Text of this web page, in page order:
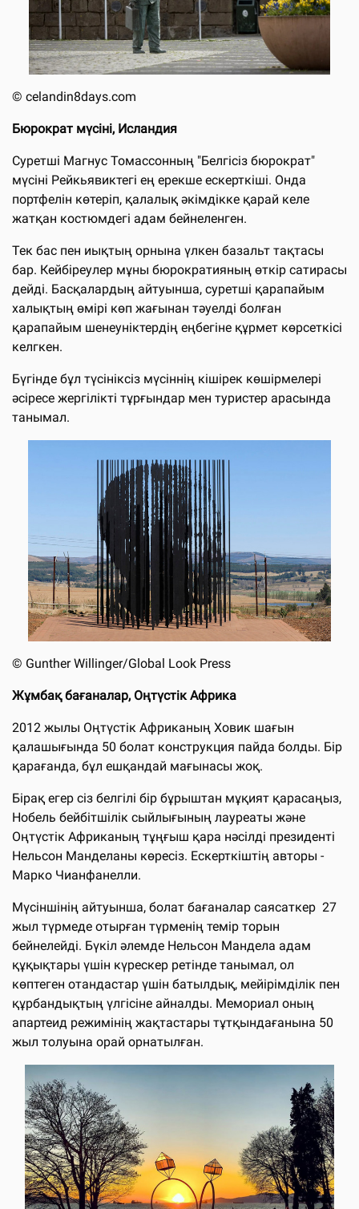
© celandin8days.com
Бюрократ мүсіні, Исландия
Суретші Магнус Томассонның "Белгісіз бюрократ"
мүсіні Рейкьявиктегі ең ерекше ескерткіші. Онда
портфелін көтеріп, қалалық әкімдікке қарай келе
жатқан костюмдегі адам бейнеленген.
Тек бас пен иықтың орнына үлкен базальт тақтасы
бар. Кейбіреулер мұны бюрократияның өткір сатирасы
дейді. Басқалардың айтуынша, суретші қарапайым
халықтың өмірі көп жағынан тәуелді болған
қарапайым шенеуніктердің еңбегіне құрмет көрсеткісі
келгкен.
Бүгінде бұл түсініксіз мүсіннің кішірек көшірмелері
әсіресе жергілікті тұрғындар мен туристер арасында
танымал.
© Gunther Willinger/Global Look Press
Жұмбақ бағаналар, Оңтүстік Африка
2012 жылы Оңтүстік Африканың Ховик шағын
қалашығында 50 болат конструкция пайда болды. Бір
қарағанда, бұл ешқандай мағынасы жоқ.
Бірақ егер сіз белгілі бір бұрыштан мұқият қарасаңыз,
Нобель бейбітшілік сыйлығының лауреаты және
Оңтүстік Африканың тұңғыш қара нәсілді президенті
Нельсон Манделаны көресіз. Ескерткіштің авторы -
Марко Чианфанелли.
Мүсіншінің айтуынша, болат бағаналар саясаткер 27
жыл түрмеде отырған түрменің темір торын
бейнелейді. Бүкіл әлемде Нельсон Мандела адам
құқықтары үшін күрескер ретінде танымал, ол
көптеген отандастар үшін батылдық, мейірімділік пен
құрбандықтың үлгісіне айналды. Мемориал оның
апартеид режимінің жақтастары тұтқындағанына 50
жыл толуына орай орнатылған.